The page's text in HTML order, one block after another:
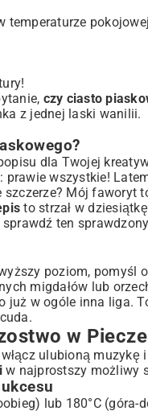
temperaturze
czy ciasto
z jednej laski wanilii.
dla Twojej
prawie wszystkie!
Mój faworyt
to strzał w
ten
poziom, pomyśl
migdałów lub
już w ogóle inna liga.
w
ulubioną
w najprostszy możliwy
lub 180°C